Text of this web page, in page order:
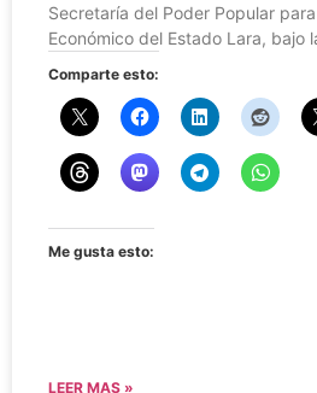
Secretaría del Poder Popular
Económico del Estado Lara, bajo
Comparte esto:
Me gusta esto:
LEER MAS »